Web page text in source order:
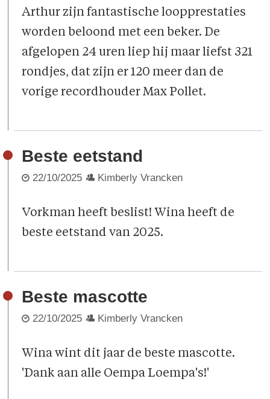
Arthur zijn fantastische loopprestaties
worden beloond met een beker. De
afgelopen 24 uren liep hij maar liefst 321
rondjes, dat zijn er 120 meer dan de
vorige recordhouder Max Pollet.
Beste eetstand
22/10/2025 Kimberly Vrancken
Vorkman heeft beslist! Wina heeft de
beste eetstand van 2025.
Beste mascotte
22/10/2025 Kimberly Vrancken
Wina wint dit jaar de beste mascotte.
'Dank aan alle Oempa Loempa's!'